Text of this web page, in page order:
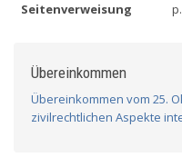
Seitenverweisung
Übereinkommen
Übereinkommen vom 25.
zivilrechtlichen Aspekte